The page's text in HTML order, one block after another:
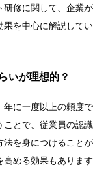
修に関して、企業
を中心に解説してい
いが理想的？
に一度以上の頻度
ことで、従業員の認
法を身につけること
める効果もあります